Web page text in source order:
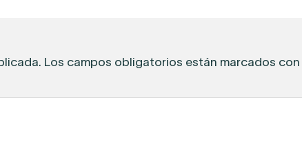
Los campos obligatorios están marcados con